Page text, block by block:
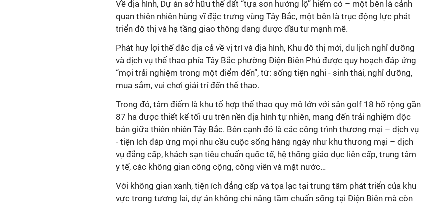
Về địa hình, Dự án sở hữu thế đất “tựa sơn hướng lộ” hiếm có – một bên là cảnh
quan thiên nhiên hùng vĩ đặc trưng vùng Tây Bắc, một bên là trục động lực phát
triển đô thị và hạ tầng giao thông đang được đầu tư mạnh mẽ.
Phát huy lợi thế đắc địa cả về vị trí và địa hình, Khu đô thị mới, du lịch nghỉ dưỡng
và dịch vụ thể thao phía Tây Bắc phường Điện Biên Phủ được quy hoạch đáp ứng
“mọi trải nghiệm trong một điểm đến”, từ: sống tiện nghi - sinh thái, nghỉ dưỡng,
mua sắm, vui chơi giải trí đến thể thao.
Trong đó, tâm điểm là khu tổ hợp thể thao quy mô lớn với sân golf 18 hố rộng gần
87 ha được thiết kế tối ưu trên nền địa hình tự nhiên, mang đến trải nghiệm độc
bản giữa thiên nhiên Tây Bắc. Bên cạnh đó là các công trình thương mại – dịch vụ
- tiện ích đáp ứng mọi nhu cầu cuộc sống hàng ngày như khu thương mại – dịch
vụ đẳng cấp, khách sạn tiêu chuẩn quốc tế, hệ thống giáo dục liên cấp, trung tâm
y tế, các không gian công cộng, công viên và mặt nước…
Với không gian xanh, tiện ích đẳng cấp và tọa lạc tại trung tâm phát triển của khu
vực trong tương lai, dự án không chỉ nâng tầm chuẩn sống tại Điện Biên mà còn